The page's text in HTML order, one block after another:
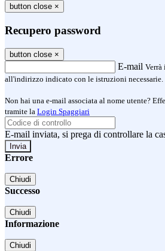
button close ×
Recupero password
button close ×
E-mail Verrà
all'indirizzo indicato con le istruzioni necessarie.
Non hai una e-mail associata al nome utente?
tramite la Login Spaggiari
E-mail inviata, si prega di controllare la
Errore
Chiudi
Successo
Chiudi
Informazione
Chiudi